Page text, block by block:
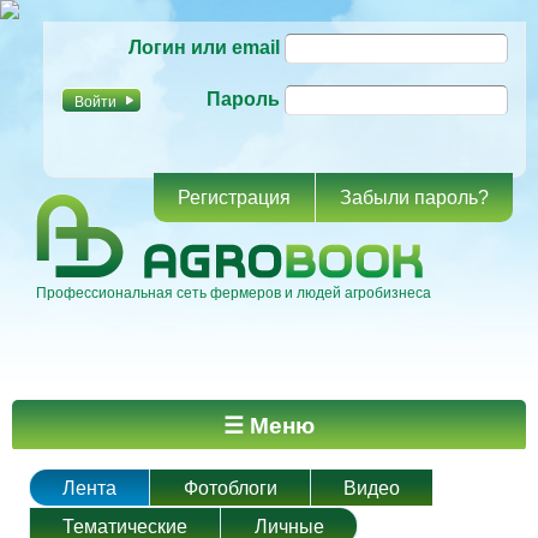
основному
Логин или email
Пароль
Регистрация Забыли пароль?
Профессиональная сеть фермеров и людей агробизнеса
Главное меню ☰ Меню
Лента Фотоблоги
Видео
Тематические
Личные